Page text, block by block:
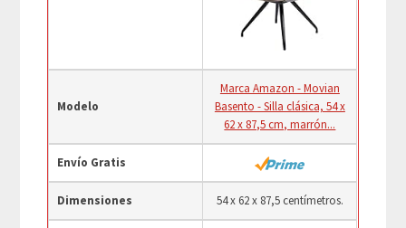
Modelo
Marca Amazon - Movian
Basento - Silla clásica, 54 x
62 x 87,5 cm, marrón...
Envío Gratis
Dimensiones 54 x 62 x 87,5 centímetros.